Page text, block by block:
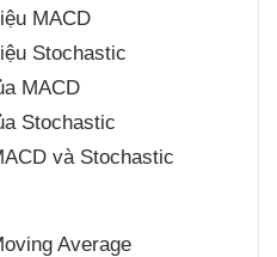
MACD
Stochastic
MACD
Stochastic
và Stochastic
Average